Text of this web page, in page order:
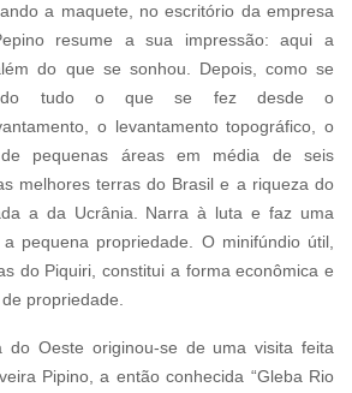
a maquete, no escritório da empresa
resume a sua impressão: aqui a
do que se sonhou. Depois, como se
tudo o que se fez desde o
o levantamento topográfico, o
pequenas áreas em média de seis
melhores terras do Brasil e a riqueza do
a da Ucrânia. Narra à luta e faz uma
pequena propriedade. O minifúndio útil,
do Piquiri, constitui a forma econômica e
propriedade.
do Oeste originou-se de uma visita feita
Pipino, a então conhecida “Gleba Rio